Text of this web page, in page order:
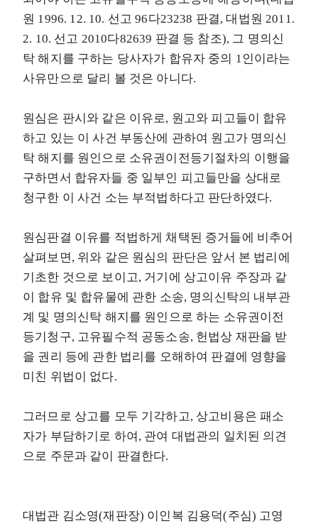
원 1996. 12. 10. 선고 96다23238 판결, 대법원 2011.
2. 10. 선고 2010다82639 판결 등 참조), 그 명의신
탁 해지를 구하는 당사자가 합유자 중의 1인이라는
사유만으로 달리 볼 것은 아니다.
원심은 판시와 같은 이유로, 원고와 피고들이 합유
하고 있는 이 사건 부동산에 관하여 원고가 명의신
탁 해지를 원인으로 소유권이전등기절차의 이행을
구하면서 합유자들 중 일부인 피고들만을 상대로
청구한 이 사건 소는 부적법하다고 판단하였다.
원심판결 이유를 적법하게 채택된 증거들에 비추어
살펴보면, 위와 같은 원심의 판단은 앞서 본 법리에
기초한 것으로 보이고, 거기에 상고이유 주장과 같
이 합유 및 합유물에 관한 소송, 명의신탁의 내부관
계 및 명의신탁 해지를 원인으로 하는 소유권이전
등기청구, 고유필수적 공동소송, 헌법상 재판을 받
을 권리 등에 관한 법리를 오해하여 판결에 영향을
미친 위법이 없다.
그러므로 상고를 모두 기각하고, 상고비용은 패소
자가 부담하기로 하여, 관여 대법관의 일치된 의견
으로 주문과 같이 판결한다.
대법관 김소영(재판장) 이인복 김용덕(주심) 고영